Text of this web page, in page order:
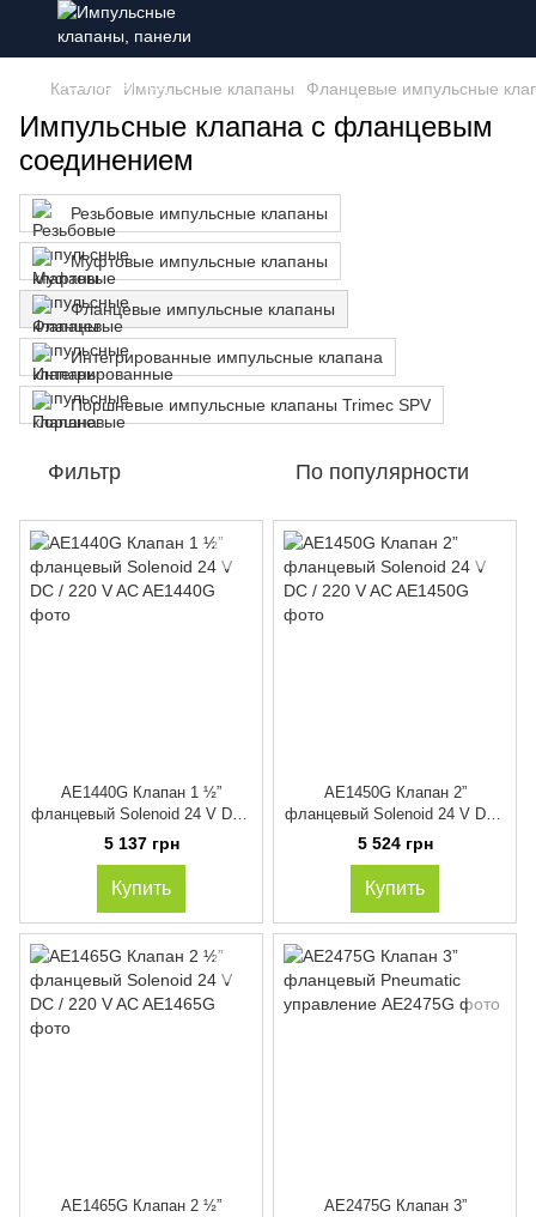
Каталог Импульсные клапаны Фланцевые импульсные
Импульсные клапана с фланцевым
соединением
Резьбовые импульсные клапаны
Муфтовые импульсные клапаны
Фланцевые импульсные клапаны
Интегрированные импульсные клапана
Поршневые импульсные клапаны Trimec SPV
Фильтр По популярности
AE1440G Клапан 1 ½”
фланцевый Solenoid 24 V DC /
220 V AC
5 137 грн
Купить
AE1450G Клапан 2”
фланцевый Solenoid 24 V DC /
220 V AC
5 524 грн
Купить
AE1465G Клапан 2 ½”
AE2475G Клапан 3”